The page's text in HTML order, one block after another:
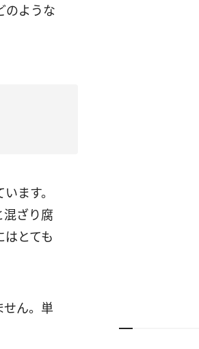
のような
ます。
ざり腐
とても
ん。単